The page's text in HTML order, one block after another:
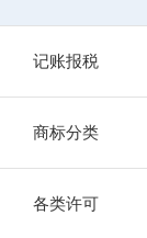
记账报税
商标分类
各类许可